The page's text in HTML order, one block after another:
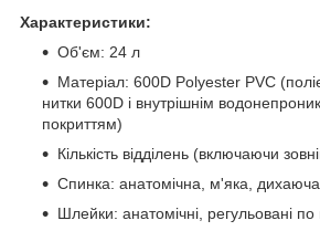
Характеристики:
Об'єм: 24 л
Матеріал: 600D Polyester PVC
нитки 600D і внутрішнім
покриттям)
Кількість відділень (включаючи
Спинка: анатомічна, м'яка, дихаюча
Шлейки: анатомічні, регульовані по